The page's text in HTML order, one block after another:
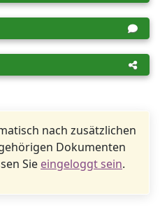
nach zusätzlichen
Dokumenten
Sie eingeloggt sein.